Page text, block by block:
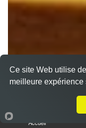
Accueil
Ce site Web utilise
meilleure expérience